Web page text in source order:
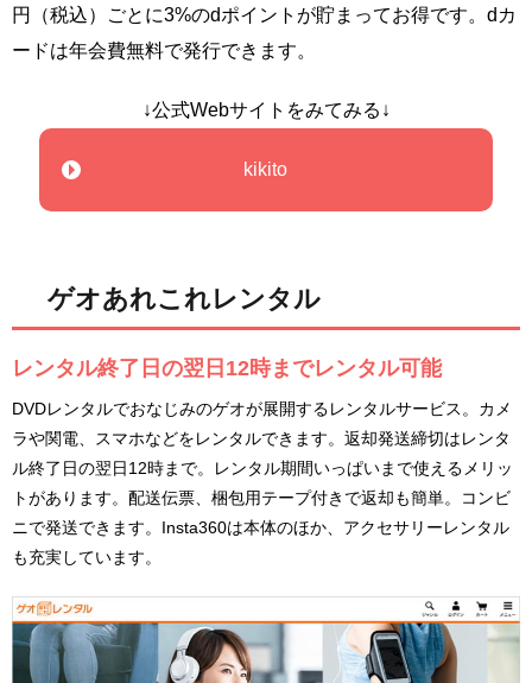
円（税込）ごとに3%のdポイントが貯まってお得です。dカ
ードは年会費無料で発行できます。
↓公式Webサイトをみてみる↓
kikito
ゲオあれこれレンタル
レンタル終了日の翌日12時までレンタル可能
DVDレンタルでおなじみのゲオが展開するレンタルサービス。カメ
ラや関電、スマホなどをレンタルできます。返却発送締切はレンタ
ル終了日の翌日12時まで。レンタル期間いっぱいまで使えるメリッ
トがあります。配送伝票、梱包用テープ付きで返却も簡単。コンビ
ニで発送できます。Insta360は本体のほか、アクセサリーレンタル
も充実しています。